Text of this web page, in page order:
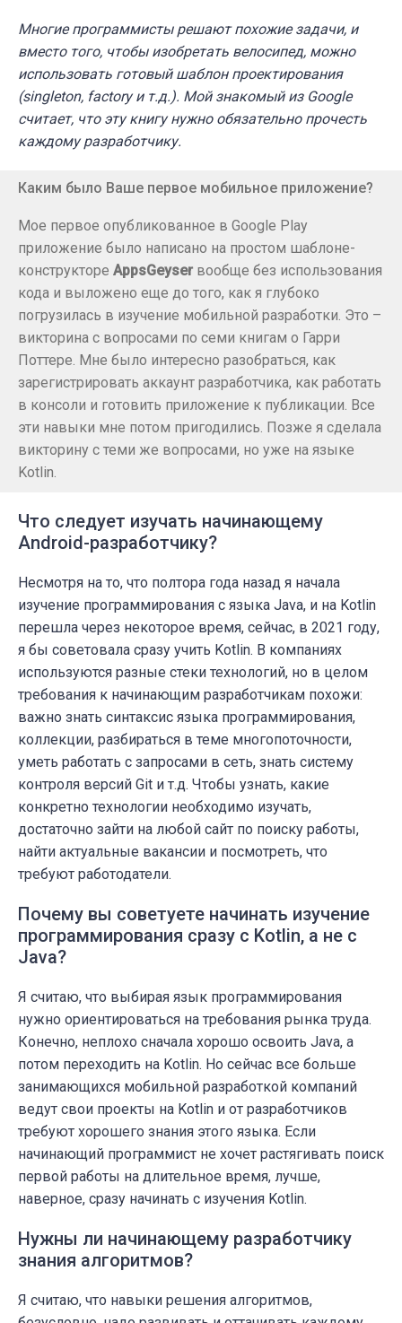
Многие программисты решают похожие задачи, и
вместо того, чтобы изобретать велосипед, можно
использовать готовый шаблон проектирования
(singleton, factory и т.д.). Мой знакомый из Google
считает, что эту книгу нужно обязательно прочесть
каждому разработчику.
Каким было Ваше первое мобильное приложение?
Мое первое опубликованное в Google Play
приложение было написано на простом шаблоне-
конструкторе AppsGeyser вообще без использования
кода и выложено еще до того, как я глубоко
погрузилась в изучение мобильной разработки. Это –
викторина с вопросами по семи книгам о Гарри
Поттере. Мне было интересно разобраться, как
зарегистрировать аккаунт разработчика, как работать
в консоли и готовить приложение к публикации. Все
эти навыки мне потом пригодились. Позже я сделала
викторину с теми же вопросами, но уже на языке
Kotlin.
Что следует изучать начинающему
Android-разработчику?
Несмотря на то, что полтора года назад я начала
изучение программирования с языка Java, и на Kotlin
перешла через некоторое время, сейчас, в 2021 году,
я бы советовала сразу учить Kotlin. В компаниях
используются разные стеки технологий, но в целом
требования к начинающим разработчикам похожи:
важно знать синтаксис языка программирования,
коллекции, разбираться в теме многопоточности,
уметь работать с запросами в сеть, знать систему
контроля версий Git и т.д. Чтобы узнать, какие
конкретно технологии необходимо изучать,
достаточно зайти на любой сайт по поиску работы,
найти актуальные вакансии и посмотреть, что
требуют работодатели.
Почему вы советуете начинать изучение
программирования сразу с Kotlin, а не с
Java?
Я считаю, что выбирая язык программирования
нужно ориентироваться на требования рынка труда.
Конечно, неплохо сначала хорошо освоить Java, а
потом переходить на Kotlin. Но сейчас все больше
занимающихся мобильной разработкой компаний
ведут свои проекты на Kotlin и от разработчиков
требуют хорошего знания этого языка. Если
начинающий программист не хочет растягивать поиск
первой работы на длительное время, лучше,
наверное, сразу начинать с изучения Kotlin.
Нужны ли начинающему разработчику
знания алгоритмов?
Я считаю, что навыки решения алгоритмов,